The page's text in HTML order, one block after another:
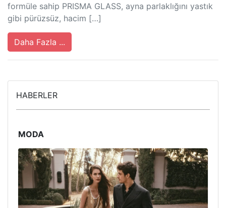
formüle sahip PRISMA GLASS, ayna parlaklığını yastık
gibi pürüzsüz, hacim […]
Daha Fazla ...
HABERLER
MODA